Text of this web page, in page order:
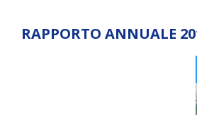
RAPPORTO ANNUALE